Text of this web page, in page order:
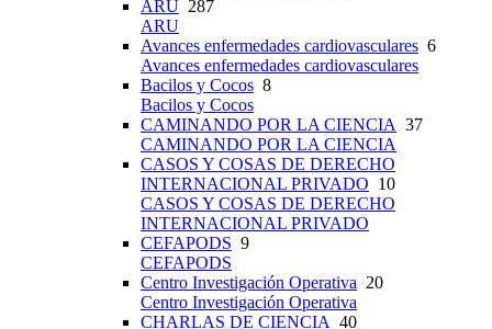
ARU 287
ARU
Avances enfermedades cardiovasculares 6
Avances enfermedades cardiovasculares
Bacilos y Cocos 8
Bacilos y Cocos
CAMINANDO POR LA CIENCIA 37
CAMINANDO POR LA CIENCIA
CASOS Y COSAS DE DERECHO
INTERNACIONAL PRIVADO 10
CASOS Y COSAS DE DERECHO
INTERNACIONAL PRIVADO
CEFAPODS 9
CEFAPODS
Centro Investigación Operativa 20
Centro Investigación Operativa
CHARLAS DE CIENCIA 40